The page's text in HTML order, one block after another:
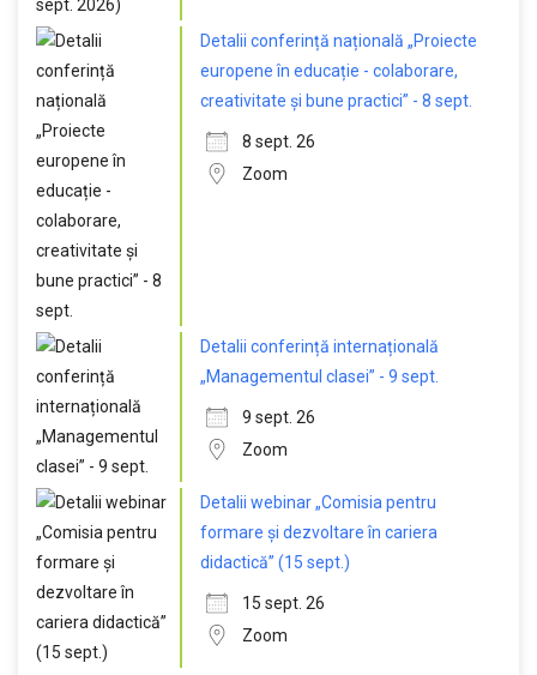
Detalii conferință națională „Proiecte
europene în educație - colaborare,
creativitate și bune practici” - 8 sept.
8 sept. 26
Zoom
Detalii conferință internațională
„Managementul clasei” - 9 sept.
9 sept. 26
Zoom
Detalii webinar „Comisia pentru
formare și dezvoltare în cariera
didactică” (15 sept.)
15 sept. 26
Zoom